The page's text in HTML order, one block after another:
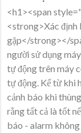
<h1><span
<strong>Xác định
gặp</strong></
người sử dụng
tự động trên máy
tự động. Kể từ khi
cảnh báo khi
rằng tất cả là tốt
báo - alarm